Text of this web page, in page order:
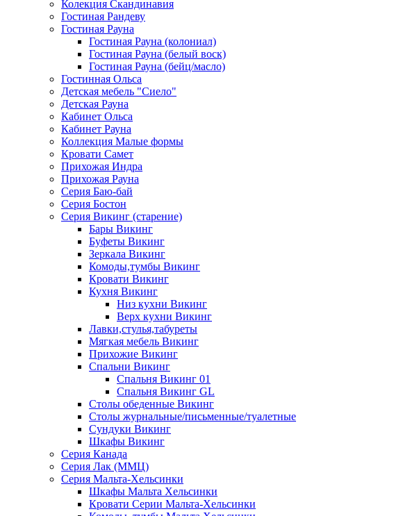
Колекция Скандинавия
Гостиная Рандеву
Гостиная Рауна
Гостиная Рауна (колониал)
Гостиная Рауна (белый воск)
Гостиная Рауна (бейц/масло)
Гостинная Ольса
Детская мебель "Сиело"
Детская Рауна
Кабинет Ольса
Кабинет Рауна
Коллекция Малые формы
Кровати Самет
Прихожая Индра
Прихожая Рауна
Серия Баю-бай
Серия Бостон
Серия Викинг (старение)
Бары Викинг
Буфеты Викинг
Зеркала Викинг
Комоды,тумбы Викинг
Кровати Викинг
Кухня Викинг
Низ кухни Викинг
Верх кухни Викинг
Лавки,стулья,табуреты
Мягкая мебель Викинг
Прихожие Викинг
Спальни Викинг
Спальня Викинг 01
Спальня Викинг GL
Столы обеденные Викинг
Столы журнальные/письменные/туалетные
Сундуки Викинг
Шкафы Викинг
Серия Канада
Серия Лак (ММЦ)
Серия Мальта-Хельсинки
Шкафы Мальта Хельсинки
Кровати Серии Мальта-Хельсинки